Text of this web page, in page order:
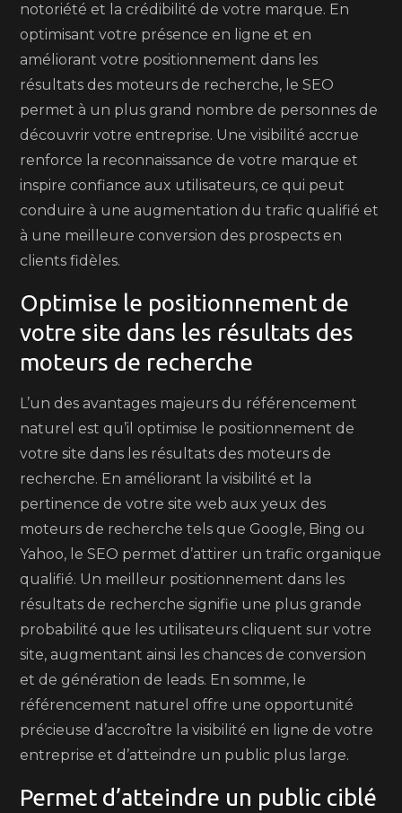
notoriété et la crédibilité de votre marque. En
optimisant votre présence en ligne et en
améliorant votre positionnement dans les
résultats des moteurs de recherche, le SEO
permet à un plus grand nombre de personnes de
découvrir votre entreprise. Une visibilité accrue
renforce la reconnaissance de votre marque et
inspire confiance aux utilisateurs, ce qui peut
conduire à une augmentation du trafic qualifié et
à une meilleure conversion des prospects en
clients fidèles.
Optimise le positionnement de
votre site dans les résultats des
moteurs de recherche
L’un des avantages majeurs du référencement
naturel est qu’il optimise le positionnement de
votre site dans les résultats des moteurs de
recherche. En améliorant la visibilité et la
pertinence de votre site web aux yeux des
moteurs de recherche tels que Google, Bing ou
Yahoo, le SEO permet d’attirer un trafic organique
qualifié. Un meilleur positionnement dans les
résultats de recherche signifie une plus grande
probabilité que les utilisateurs cliquent sur votre
site, augmentant ainsi les chances de conversion
et de génération de leads. En somme, le
référencement naturel offre une opportunité
précieuse d’accroître la visibilité en ligne de votre
entreprise et d’atteindre un public plus large.
Permet d’atteindre un public ciblé